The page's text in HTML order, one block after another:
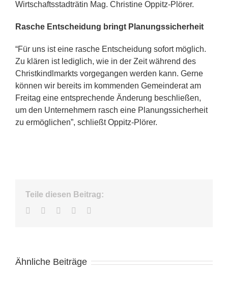
Wirtschaftsstadträtin Mag. Christine Oppitz-Plörer.
Rasche Entscheidung bringt Planungssicherheit
“Für uns ist eine rasche Entscheidung sofort möglich.
Zu klären ist lediglich, wie in der Zeit während des
Christkindlmarkts vorgegangen werden kann. Gerne
können wir bereits im kommenden Gemeinderat am
Freitag eine entsprechende Änderung beschließen,
um den Unternehmern rasch eine Planungssicherheit
zu ermöglichen”, schließt Oppitz-Plörer.
Teile diesen Beitrag:
Facebook
TwitterLinkedInWhatsApp
Ähnliche Beiträge